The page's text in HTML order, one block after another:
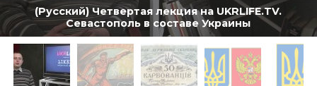
(Русский) Четвертая лекция на UKRLIFE.TV.
Севастополь в составе Украины